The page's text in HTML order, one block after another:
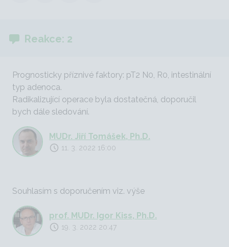
Reakce: 2
Prognosticky příznivé faktory: pT2 N0, R0, intestinální
typ adenoca.
Radikalizující operace byla dostatečná, doporučil
bych dále sledování.
MUDr. Jiří Tomášek, Ph.D.
11. 3. 2022 16:00
Souhlasím s doporučením viz. výše
prof. MUDr. Igor Kiss, Ph.D.
19. 3. 2022 20:47